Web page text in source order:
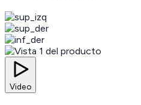
Video